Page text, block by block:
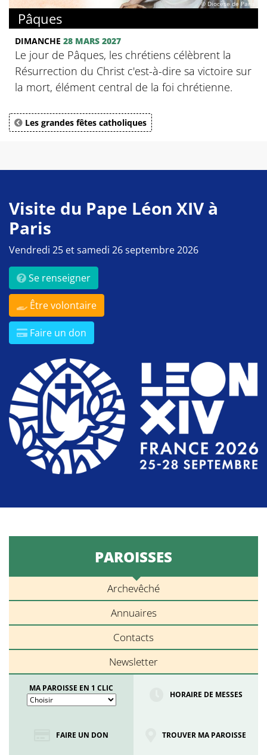
© Diocèse de Paris
Pâques
DIMANCHE 28 MARS 2027
Le jour de Pâques, les chrétiens célèbrent la
Résurrection du Christ c'est-à-dire sa victoire sur
la mort, élément central de la foi chrétienne.
Les grandes fêtes catholiques
Visite du Pape Léon XIV à
Paris
Vendredi 25 et samedi 26 septembre 2026
Se renseigner
Être volontaire
Faire un don
PAROISSES
Archevêché
Annuaires
Contacts
Newsletter
MA PAROISSE EN 1 CLIC
HORAIRE DE MESSES
FAIRE UN DON TROUVER MA PAROISSE